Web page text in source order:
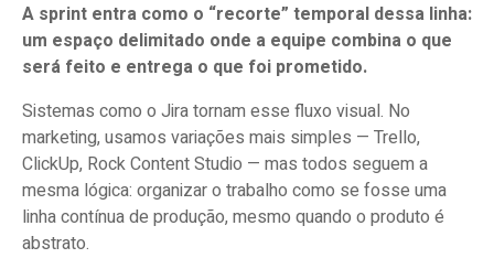
A sprint entra como o “recorte” temporal dessa linha:
um espaço delimitado onde a equipe combina o que
será feito e entrega o que foi prometido.
Sistemas como o Jira tornam esse fluxo visual. No
marketing, usamos variações mais simples — Trello,
ClickUp, Rock Content Studio — mas todos seguem a
mesma lógica: organizar o trabalho como se fosse uma
linha contínua de produção, mesmo quando o produto é
abstrato.